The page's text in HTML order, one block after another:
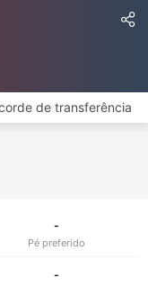
de transferência
-
Pé preferido
-